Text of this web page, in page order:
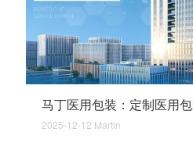
2025-12-12 Martin